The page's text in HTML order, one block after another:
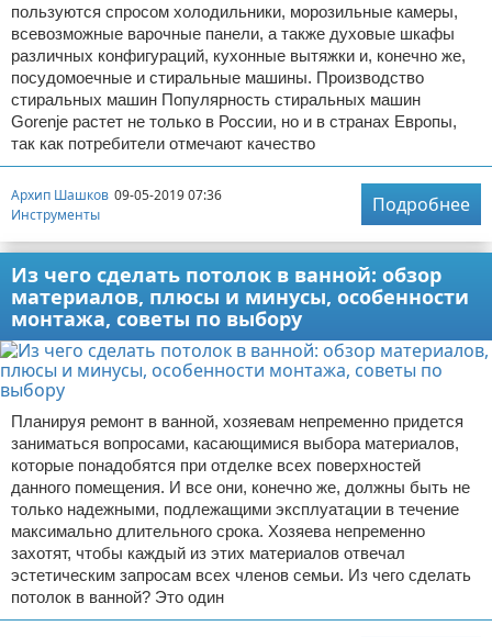
пользуются спросом холодильники, морозильные камеры,
всевозможные варочные панели, а также духовые шкафы
различных конфигураций, кухонные вытяжки и, конечно же,
посудомоечные и стиральные машины. Производство
стиральных машин Популярность стиральных машин
Gorenje растет не только в России, но и в странах Европы,
так как потребители отмечают качество
Архип Шашков 09-05-2019 07:36
Инструменты
Подробнее
Из чего сделать потолок в ванной: обзор
материалов, плюсы и минусы, особенности
монтажа, советы по выбору
Планируя ремонт в ванной, хозяевам непременно придется
заниматься вопросами, касающимися выбора материалов,
которые понадобятся при отделке всех поверхностей
данного помещения. И все они, конечно же, должны быть не
только надежными, подлежащими эксплуатации в течение
максимально длительного срока. Хозяева непременно
захотят, чтобы каждый из этих материалов отвечал
эстетическим запросам всех членов семьи. Из чего сделать
потолок в ванной? Это один